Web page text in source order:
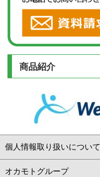
商品紹介
個人情報取り扱いについて
オカモトグループ